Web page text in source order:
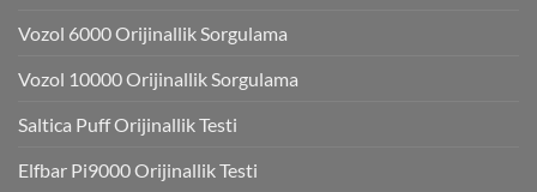
Vozol 6000 Orijinallik Sorgulama
Vozol 10000 Orijinallik Sorgulama
Saltica Puff Orijinallik Testi
Elfbar Pi9000 Orijinallik Testi